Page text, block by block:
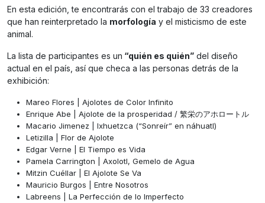
En esta edición, te encontrarás con el trabajo de 33 creadores
que han reinterpretado la morfología y el misticismo de este
animal.
La lista de participantes es un “quién es quién” del diseño
actual en el país, así que checa a las personas detrás de la
exhibición:
Mareo Flores | Ajolotes de Color Infinito
Enrique Abe | Ajolote de la prosperidad / 繁栄のアホロートル
Macario Jimenez | Ixhuetzca (“Sonreír” en náhuatl)
Letizilla | Flor de Ajolote
Edgar Verne | El Tiempo es Vida
Pamela Carrington | Axolotl, Gemelo de Agua
Mitzin Cuéllar | El Ajolote Se Va
Mauricio Burgos | Entre Nosotros
Labreens | La Perfección de lo Imperfecto